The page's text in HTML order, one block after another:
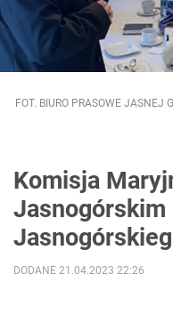
FOT. BIURO PRASOWE JASNEJ
Komisja
DODANE 21.04.2023 22:26